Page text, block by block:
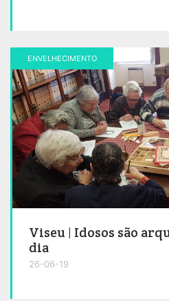
ENVELHECIMENTO
Viseu | Idosos são
dia
26-06-19